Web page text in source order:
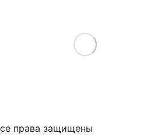
Load More
права защищены